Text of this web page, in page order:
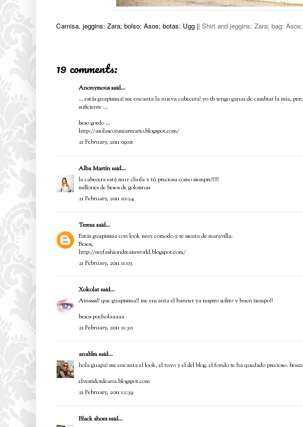
Camisa, jeggins: Zara; bolso: Asos; botas: Ugg || Shirt and jeggins: Zara; bag:
19 comments:
Anonymous said...
... estás guapísima! me encanta la nueva cabecera! yo tb tengo ganas de cambiar la mía,
suficiente ...
beso gordo ...
http://asolasconmiarmario.blogspot.com/
21 February, 2011 09:01
Alba Martínsaid...
la cabecera está muy chula y tú preciosa como siempre!!!!!
millones de besos de golosinas
21 February, 2011 10:24
Teresasaid...
Estás guapísima con look muy cómodo y te sienta de maravilla.
Besos,
http://myfashiondreamworld.blogspot.com/
21 February, 2011 11:03
Xokolatsaid...
Ainssss!! que guapisima!! me encanta el banner ya respiro solito y buen tiempo!!
besos pocholaaaaa
21 February, 2011 11:30
anablmsaid...
hola guapa! me encanta el look, el tuyo y el del blog. el fondo te ha quedado precioso.
elvestidordeana.blogspot.com
21 February, 2011 12:39
Black shoessaid...